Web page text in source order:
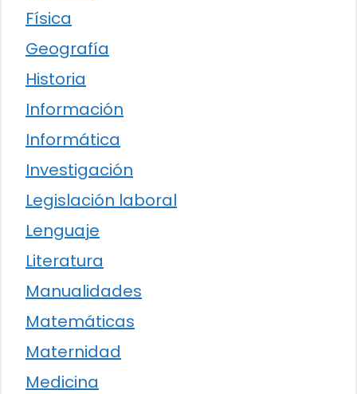
Física
Geografía
Historia
Información
Informática
Investigación
Legislación laboral
Lenguaje
Literatura
Manualidades
Matemáticas
Maternidad
Medicina